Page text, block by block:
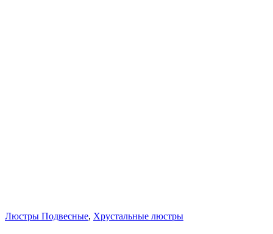
Люстры Подвесные, Хрустальные люстры